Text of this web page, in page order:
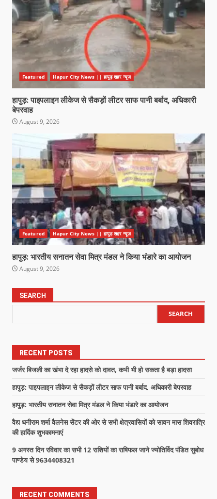
Featured Hapur City News || हापुड़ शहर न्यूज़
हापुड़: पाइपलाइन लीकेज से सैकड़ों लीटर साफ पानी बर्बाद, अधिकारी
बेपरवाह
August 9, 2026
Featured Hapur City News || हापुड़ शहर न्यूज़
हापुड़: भारतीय सनातन सेवा मित्र मंडल ने किया भंडारे का आयोजन
August 9, 2026
SEARCH
SEARCH
RECENT POSTS
जर्जर बिजली का खंभा दे रहा हादसे को दावत, कभी भी हो सकता है बड़ा हादसा
हापुड़: पाइपलाइन लीकेज से सैकड़ों लीटर साफ पानी बर्बाद, अधिकारी बेपरवाह
हापुड़: भारतीय सनातन सेवा मित्र मंडल ने किया भंडारे का आयोजन
वैद्य धनीराम शर्मा वैलनेस सेंटर की ओर से सभी क्षेत्रवासियों को सावन मास शिवरात्रि
की हार्दिक शुभकामनाएं
9 अगस्त दिन रविवार का सभी 12 राशियों का राषिफल जाने ज्योतिर्विद पंडित सुबोध
पाण्डेय से 9634408321
RECENT COMMENTS